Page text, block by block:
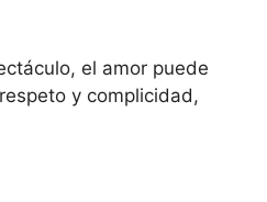
el amor puede
y complicidad,